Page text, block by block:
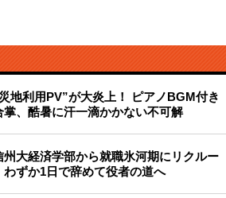
地利用PV”が大炎上！ ピアノBGM付き
掌、酷暑に汗一滴かかない不可解
州大経済学部から就職氷河期にリクルー
わずか1日で辞めて役者の道へ